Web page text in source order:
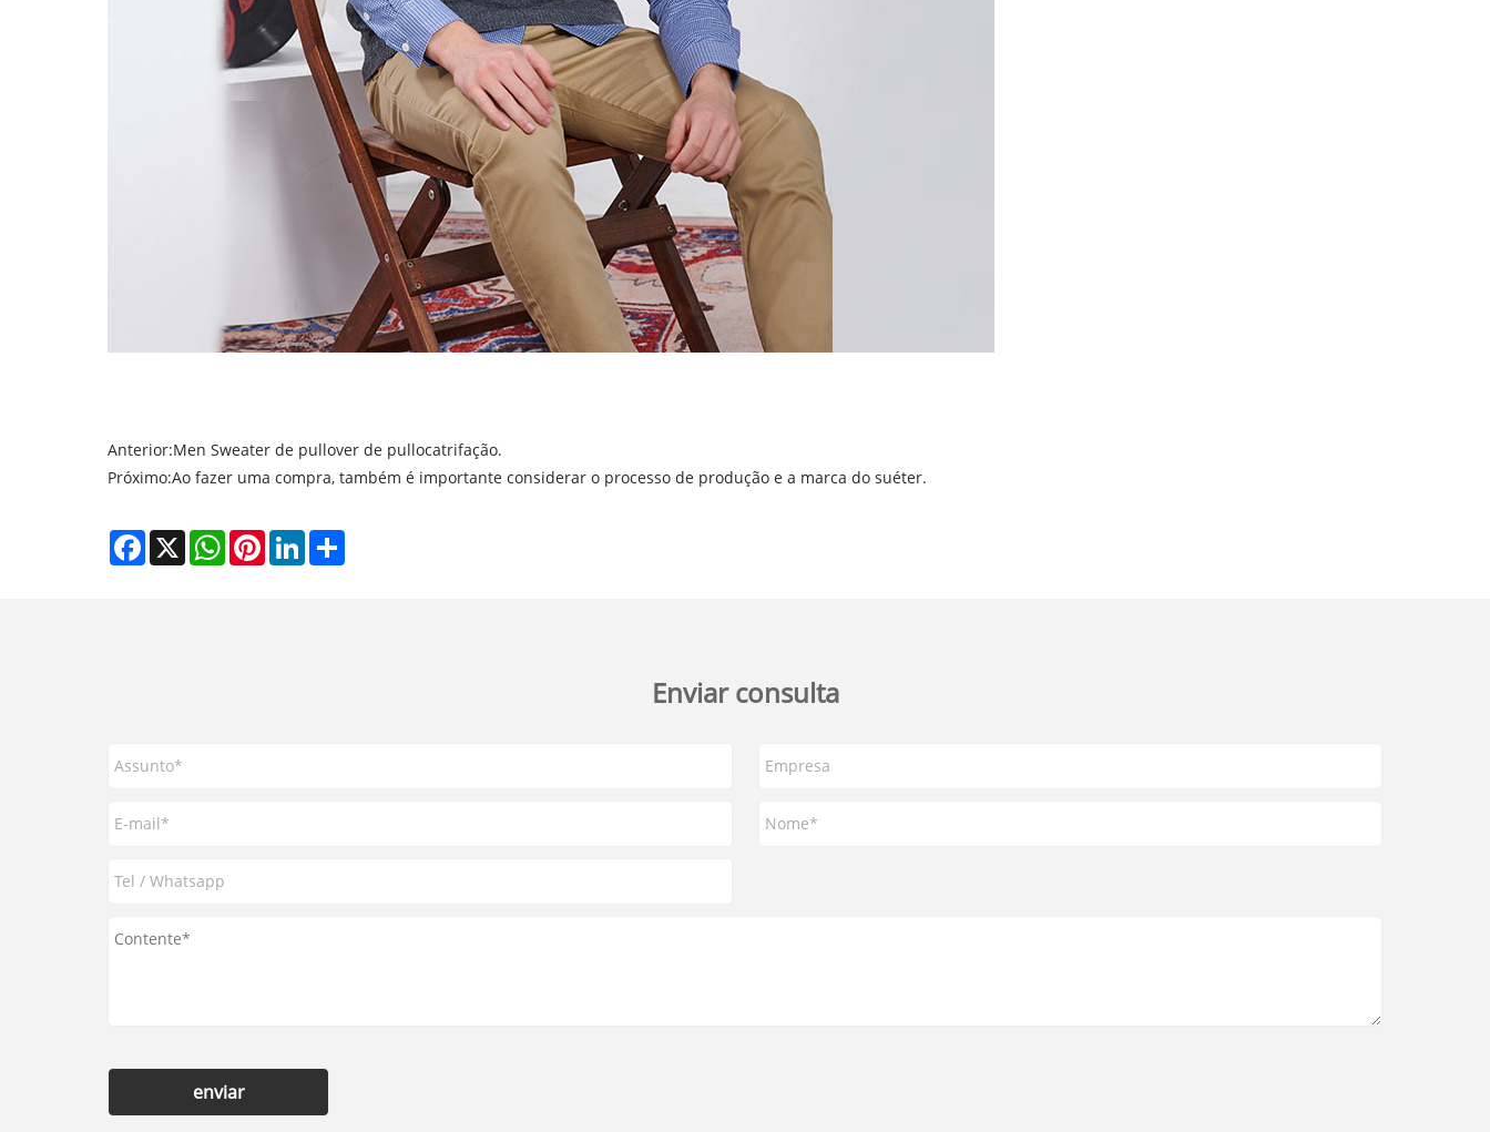
Anterior:Men Sweater de pullover de pullocatrifação.
Próximo:Ao fazer uma compra, também é importante considerar o processo de produção e a marca do suéter.
Facebook
X WhatsAppPinterestLinkedIn
Enviar consulta
enviar